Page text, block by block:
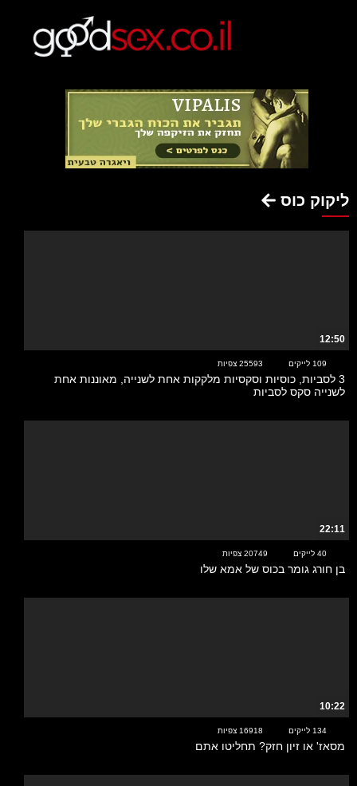
ליקוק כוס
12:50
109 לייקים 25593 צפיות
3 לסביות, כוסיות וסקסיות מלקקות אחת לשנייה, מאוננות אחת
לשנייה סקס לסביות
22:11
40 לייקים 20749 צפיות
בן חורג גומר בכוס של אמא שלו
10:22
134 לייקים 16918 צפיות
מסאז' או זיון חזק? תחליטו אתם